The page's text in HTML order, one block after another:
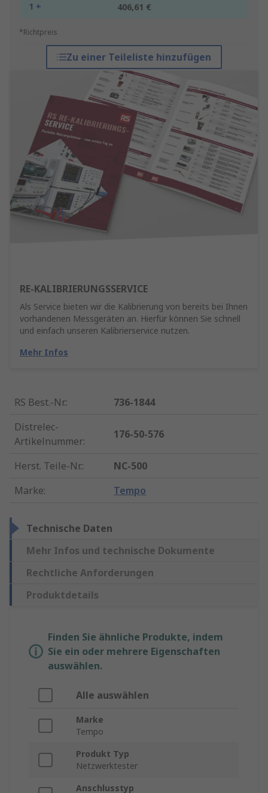
1 + 406,61 €
*Richtpreis
Zu einer Teileliste hinzufügen
RE-KALIBRIERUNGSSERVICE
Als Service bieten wir die Kalibrierung von bereits bei Ihnen
vorhandenen Messgeräten an. Hierfür können Sie schnell
und einfach unseren Kalibrierservice nutzen.
Mehr Infos
RS Best.-Nr.:
736-1844
Distrelec-
Artikelnummer:
176-50-576
Herst. Teile-Nr.:
NC-500
Marke: Tempo
Technische Daten
Mehr Infos und technische Dokumente
Rechtliche Anforderungen
Produktdetails
Finden Sie ähnliche Produkte, indem
Sie ein oder mehrere Eigenschaften
auswählen.
Alle auswählen
Marke
Tempo
Produkt Typ
Netzwerktester
Anschlusstyp